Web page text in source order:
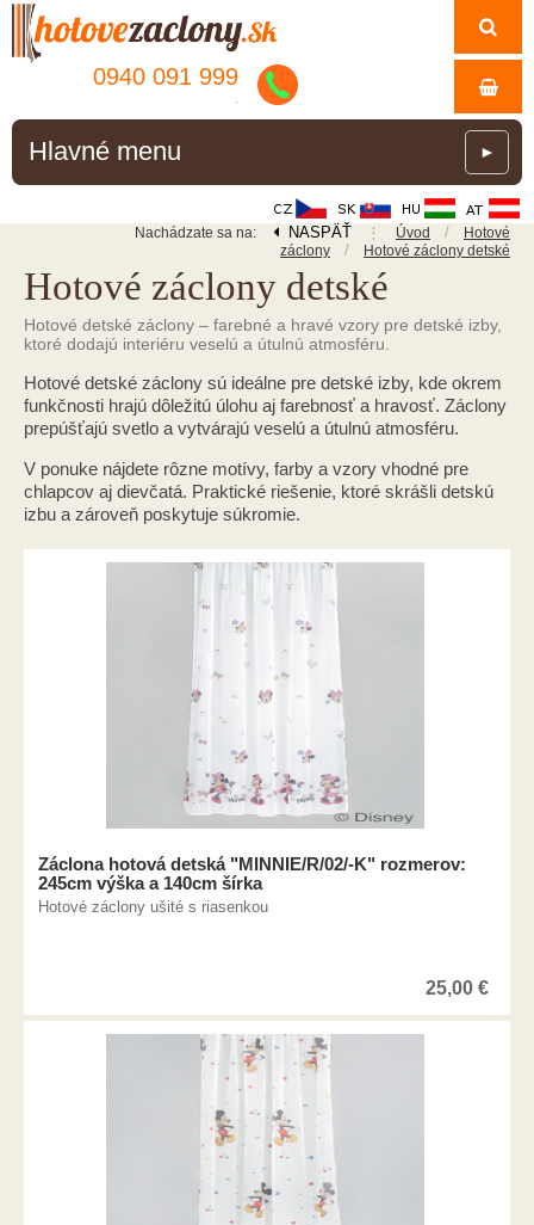
0940 091 999
Hlavné menu ►
Nachádzate sa na: NASPÄŤ ⋮ Úvod /
Hotové
záclony
/ Hotové záclony detské
Hotové záclony detské
Hotové detské záclony – farebné a hravé vzory pre detské izby,
ktoré dodajú interiéru veselú a útulnú atmosféru.
Hotové detské záclony sú ideálne pre detské izby, kde okrem
funkčnosti hrajú dôležitú úlohu aj farebnosť a hravosť. Záclony
prepúšťajú svetlo a vytvárajú veselú a útulnú atmosféru.
V ponuke nájdete rôzne motívy, farby a vzory vhodné pre
chlapcov aj dievčatá. Praktické riešenie, ktoré skrášli detskú
izbu a zároveň poskytuje súkromie.
Záclona hotová detská "MINNIE/R/02/-K" rozmerov:
245cm výška a 140cm šírka
Hotové záclony ušité s riasenkou
25,00 €